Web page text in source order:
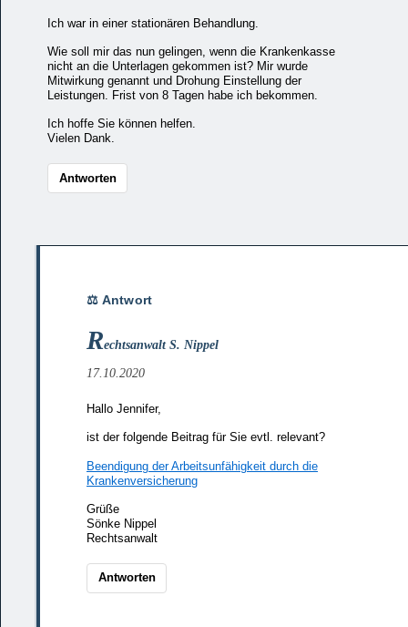
Ich war in einer stationären Behandlung.
Wie soll mir das nun gelingen, wenn die Krankenkasse
nicht an die Unterlagen gekommen ist? Mir wurde
Mitwirkung genannt und Drohung Einstellung der
Leistungen. Frist von 8 Tagen habe ich bekommen.
Ich hoffe Sie können helfen.
Vielen Dank.
Antworten
Rechtsanwalt S. Nippel
17.10.2020
Hallo Jennifer,
ist der folgende Beitrag für Sie evtl. relevant?
Beendigung der Arbeitsunfähigkeit durch die
Krankenversicherung
Grüße
Sönke Nippel
Rechtsanwalt
Antworten